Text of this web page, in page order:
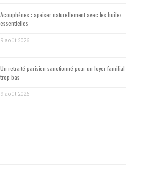
Acouphènes : apaiser naturellement avec les huiles
essentielles
9 août 2026
Un retraité parisien sanctionné pour un loyer familial
trop bas
9 août 2026